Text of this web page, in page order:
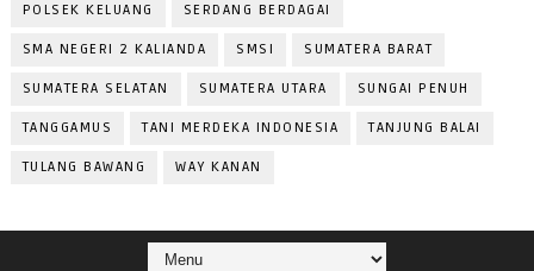
POLSEK KELUANG SERDANG BERDAGAI
SMA NEGERI 2 KALIANDA SMSI SUMATERA BARAT
SUMATERA SELATAN SUMATERA UTARA SUNGAI PENUH
TANGGAMUS TANI MERDEKA INDONESIA TANJUNG BALAI
TULANG BAWANG WAY KANAN